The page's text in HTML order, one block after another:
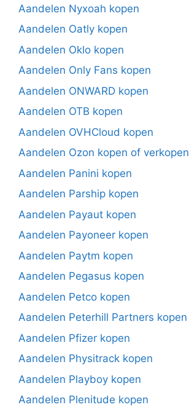
Aandelen Nyxoah kopen
Aandelen Oatly kopen
Aandelen Oklo kopen
Aandelen Only Fans kopen
Aandelen ONWARD kopen
Aandelen OTB kopen
Aandelen OVHCloud kopen
Aandelen Ozon kopen of verkopen
Aandelen Panini kopen
Aandelen Parship kopen
Aandelen Payaut kopen
Aandelen Payoneer kopen
Aandelen Paytm kopen
Aandelen Pegasus kopen
Aandelen Petco kopen
Aandelen Peterhill Partners kopen
Aandelen Pfizer kopen
Aandelen Physitrack kopen
Aandelen Playboy kopen
Aandelen Plenitude kopen